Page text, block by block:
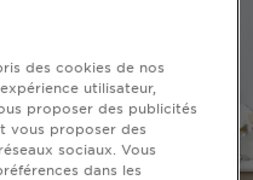
des cookies de nos
utilisateur,
proposer des publicités
vous proposer des
sociaux. Vous
dans les